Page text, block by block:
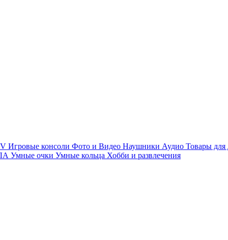
Игровые консоли Фото и Видео Наушники Аудио Товары для
Умные очки Умные кольца Хобби и развлечения